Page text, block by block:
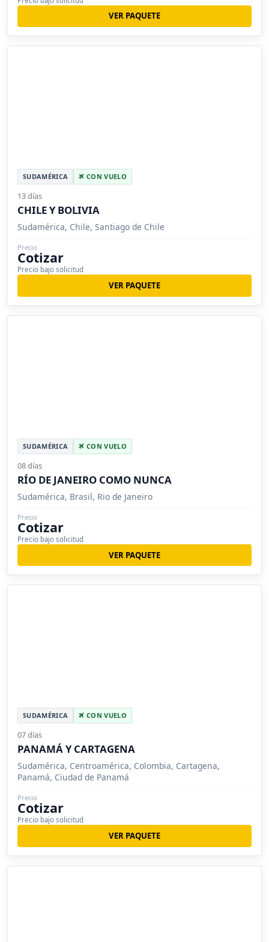
VER PAQUETE
SUDAMÉRICA CON VUELO
13 días
CHILE Y BOLIVIA
Sudamérica, Chile, Santiago de Chile
Precio
Cotizar
Precio bajo solicitud
VER PAQUETE
SUDAMÉRICA CON VUELO
08 días
RÍO DE JANEIRO COMO NUNCA
Sudamérica, Brasil, Rio de Janeiro
Precio
Cotizar
Precio bajo solicitud
VER PAQUETE
SUDAMÉRICA CON VUELO
07 días
PANAMÁ Y CARTAGENA
Sudamérica, Centroamérica, Colombia, Cartagena,
Panamá, Ciudad de Panamá
Precio
Cotizar
Precio bajo solicitud
VER PAQUETE